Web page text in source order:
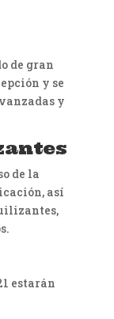
de gran
y se
y
de la
así
estarán